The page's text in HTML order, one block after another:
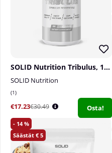
SOLID Nutrition Tribulus, 120 caps
SOLID Nutrition
1
€17.23€30.49 Osta!
14
5